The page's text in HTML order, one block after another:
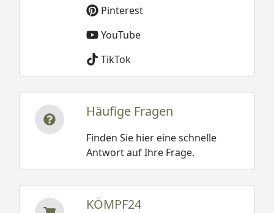
Pinterest
YouTube
TikTok
Häufige Fragen
Finden Sie hier eine schnelle
Antwort auf Ihre Frage.
KÖMPF24